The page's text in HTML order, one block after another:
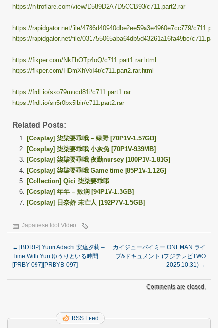
https://nitroflare.com/view/D589D2A7D5CCB93/c711.part2.rar
https://rapidgator.net/file/4786d40940dbe2ee59a3e4960e7cc779/
https://rapidgator.net/file/031755065aba64db5d43261a16fa49bc/
https://fikper.com/NkFhOTp4oQ/c711.part1.rar.html
https://fikper.com/HDmXhVoI4t/c711.part2.rar.html
https://frdl.io/sxo79mucd81i/c711.part1.rar
https://frdl.io/sn5r0bx5lbir/c711.part2.rar
Related Posts:
[Cosplay] 柒柒要乖哦 – 绿野 [70P1V-1.57GB]
[Cosplay] 柒柒要乖哦 小灰兔 [70P1V-939MB]
[Cosplay] 柒柒要乖哦 夜勤nursey [100P1V-1.81G]
[Cosplay] 柒柒要乖哦 Game time [85P1V-1.12G]
[Collection] Qiqi 柒柒要乖哦
[Cosplay] 年年 – 敖润 [94P1V-1.3GB]
[Cosplay] 日奈娇 未亡人 [192P7V-1.5GB]
Japanese Idol Video
← [BDRIP] Yuuri Adachi 安達夕莉 –
Time With Yuri ゆうりといる時間
[PRBY-097][PRBYB-097]
カイジューバイミー ONEMAN ライ
ブ&ドキュメント (フジテレビTWO
2025.10.31) →
Comments are closed.
RSS Feed